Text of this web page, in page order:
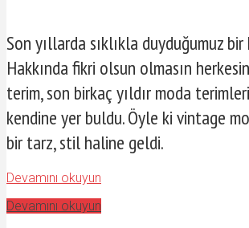
Son yıllarda sıklıkla duyduğumuz
Hakkında fikri olsun olmasın
terim, son birkaç yıldır moda
kendine yer buldu. Öyle ki vintage
bir tarz, stil haline geldi.
Devamını okuyun
Devamını okuyun